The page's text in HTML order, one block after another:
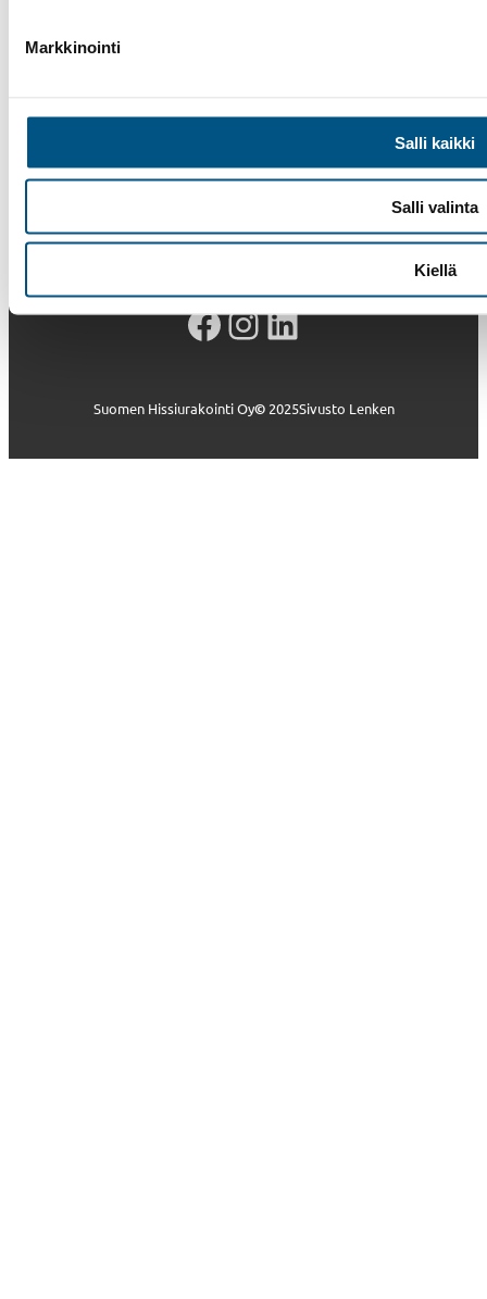
Markkinointi
Salli kaikki
Salli valinta
Kiellä
Facebook
Instagram
LinkedIn
Suomen Hissiurakointi Oy©2025Sivusto Lenken